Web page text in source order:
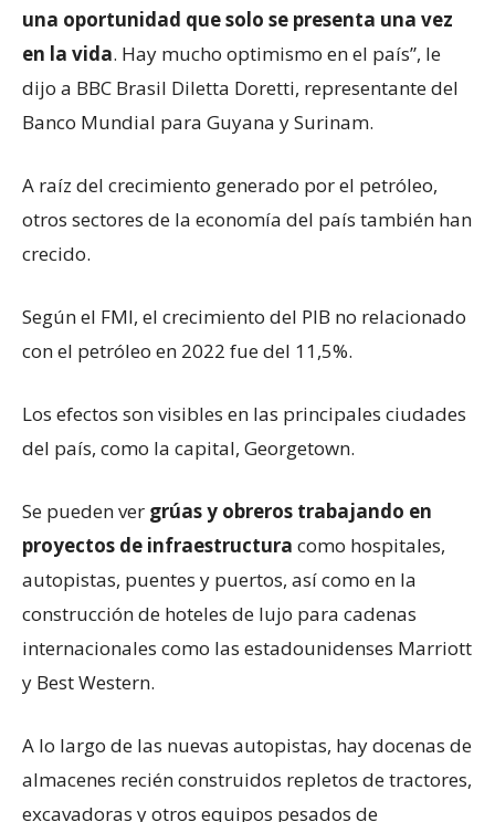
una oportunidad que solo se presenta una vez
en la vida. Hay mucho optimismo en el país”, le
dijo a BBC Brasil Diletta Doretti, representante del
Banco Mundial para Guyana y Surinam.
A raíz del crecimiento generado por el petróleo,
otros sectores de la economía del país también han
crecido.
Según el FMI, el crecimiento del PIB no relacionado
con el petróleo en 2022 fue del 11,5%.
Los efectos son visibles en las principales ciudades
del país, como la capital, Georgetown.
Se pueden ver grúas y obreros trabajando en
proyectos de infraestructura como hospitales,
autopistas, puentes y puertos, así como en la
construcción de hoteles de lujo para cadenas
internacionales como las estadounidenses Marriott
y Best Western.
A lo largo de las nuevas autopistas, hay docenas de
almacenes recién construidos repletos de tractores,
excavadoras y otros equipos pesados de